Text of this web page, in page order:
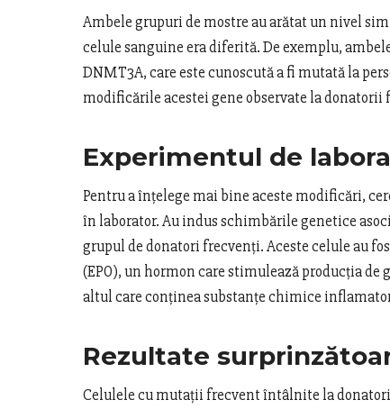
Ambele grupuri de mostre au arătat un nivel
celule sanguine era diferită. De exemplu,
DNMT3A, care este cunoscută a fi mutată la
modificările acestei gene observate la
Experimentul de
Pentru a înțelege mai bine aceste modificări,
în laborator. Au indus schimbările genetice
grupul de donatori frecvenți. Aceste celule au
(EPO), un hormon care stimulează producția de
altul care conținea substanțe chimice
Rezultate
Celulele cu mutații frecvent întâlnite la donatori